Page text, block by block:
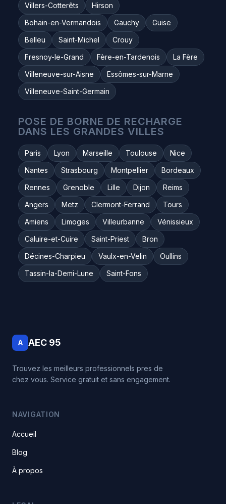
Villers-Cotterêts
Hirson
Bohain-en-Vermandois
Gauchy
Guise
Belleu
Saint-Michel
Crouy
Fresnoy-le-Grand
Fère-en-Tardenois
La Fère
Villeneuve-sur-Aisne
Essômes-sur-Marne
Villeneuve-Saint-Germain
POSE DE BORNE DE RECHARGE
DANS LES GRANDES VILLES
Paris Lyon Marseille Toulouse
Nice
Nantes
Strasbourg Montpellier
Bordeaux
Rennes
Grenoble Lille Dijon
Reims
Angers
Metz Clermont-Ferrand
Tours
Amiens
Limoges Villeurbanne
Vénissieux
Caluire-et-Cuire
Saint-Priest
Bron
Décines-Charpieu
Vaulx-en-Velin
Oullins
Tassin-la-Demi-Lune
Saint-Fons
A AEC 95
Trouvez les meilleurs professionnels pres de
chez vous. Service gratuit et sans engagement.
NAVIGATION
Accueil
Blog
À propos